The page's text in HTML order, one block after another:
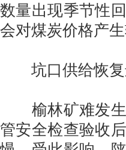
数量出现季节性
会对煤炭价格产生
坑口供给恢复
榆林矿难发生
管安全检查验收